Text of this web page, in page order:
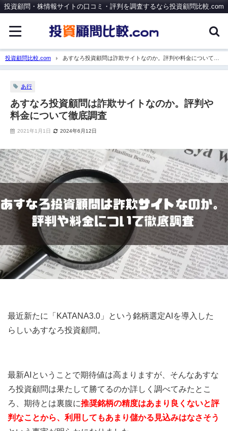
投資顧問・株情報サイトの口コミ・評判を調査するなら投資顧問比較.com
投資顧問比較.com
あすなろ投資顧問は詐欺サイトなのか。評判や料金について徹
底調査
あ行
あすなろ投資顧問は詐欺サイトなのか。評判や
料金について徹底調査
2021年1月1日 2024年6月12日
最近新たに「KATANA3.0」という銘柄選定AIを導入した
らしいあすなろ投資顧問。
最新AIということで期待値は高まりますが、そんなあすな
ろ投資顧問は果たして勝てるのか詳しく調べてみたとこ
ろ、期待とは裏腹に推奨銘柄の精度はあまり良くないと評
判なことから、利用してもあまり儲かる見込みはなさそう